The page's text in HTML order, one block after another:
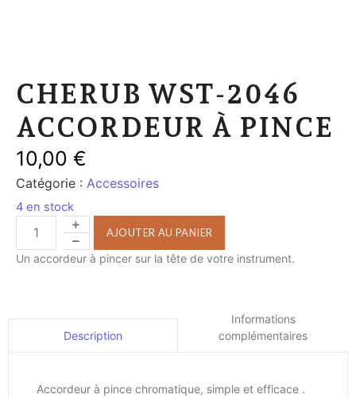
CHERUB WST-2046
ACCORDEUR À PINCE
10,00 €
Catégorie : Accessoires
4 en stock
AJOUTER AU PANIER
Un accordeur à pincer sur la tête de votre instrument.
Description
Informations
complémentaires
Accordeur à pince chromatique, simple et efficace .